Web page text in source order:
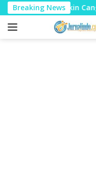
Langsung
ke
konten
Breaking News
Makin Canggih,